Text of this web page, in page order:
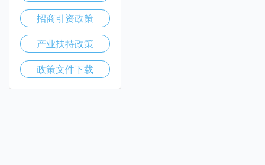
招商引资政策
产业扶持政策
政策文件下载